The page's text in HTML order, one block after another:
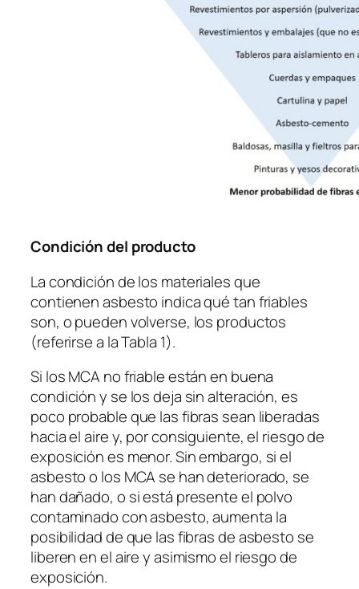
Condición del producto
La condición de los materiales que
contienen asbesto indica qué tan friables
son, o pueden volverse, los productos
(referirse a la Tabla 1).
Si los MCA no friable están en buena
condición y se los deja sin alteración, es
poco probable que las fibras sean liberadas
hacia el aire y, por consiguiente, el riesgo de
exposición es menor. Sin embargo, si el
asbesto o los MCA se han deteriorado, se
han dañado, o si está presente el polvo
contaminado con asbesto, aumenta la
posibilidad de que las fibras de asbesto se
liberen en el aire y asimismo el riesgo de
exposición.